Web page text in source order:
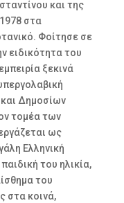
και της
στα
Φοίτησε σε
ειδικότητα του
ξεκινά
Δημοσίων
τομέα των
ως
Ελληνική
του ηλικία,
του
στα κοινά,